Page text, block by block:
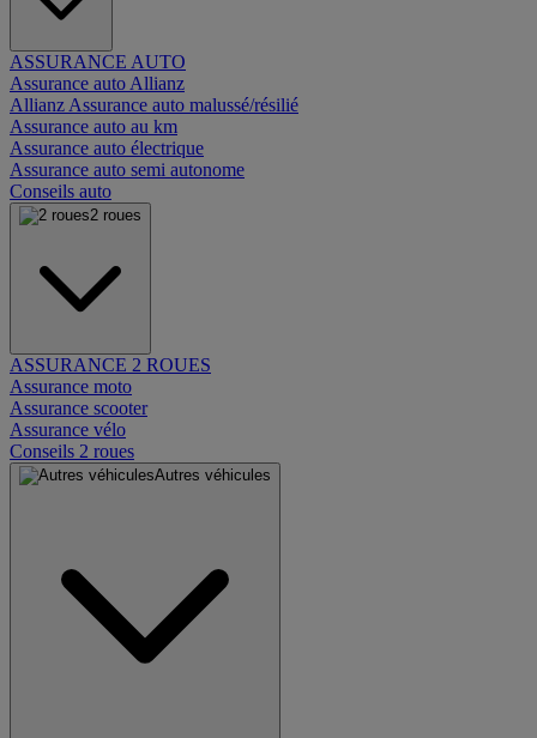
ASSURANCE AUTO
Assurance auto Allianz
Allianz Assurance auto malussé/résilié
Assurance auto au km
Assurance auto électrique
Assurance auto semi autonome
Conseils auto
2 roues
ASSURANCE 2 ROUES
Assurance moto
Assurance scooter
Assurance vélo
Conseils 2 roues
Autres véhicules